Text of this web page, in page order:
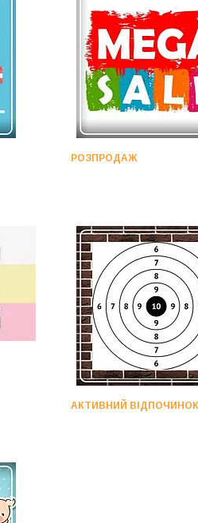
РОЗПРОДАЖ
АКТИВНИЙ ВІДПОЧИНОК